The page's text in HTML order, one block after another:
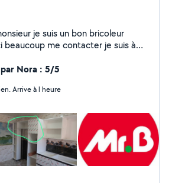
je suis un bon bricoleur
beaucoup me contacter je suis à
Nora : 5/5
Arrive à l heure